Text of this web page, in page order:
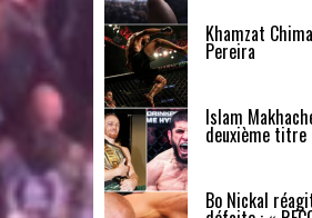
Khamzat
Pereira
Islam
deuxième titre
Bo Nickal